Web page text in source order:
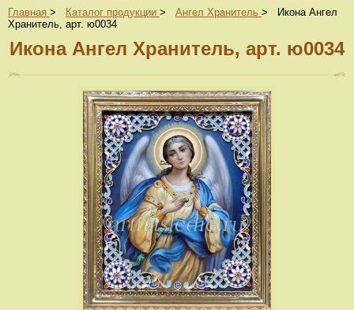
Главная > Каталог продукции > Ангел Хранитель >
Икона Ангел
Хранитель, арт. ю0034
Икона Ангел Хранитель, арт. ю0034